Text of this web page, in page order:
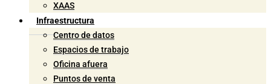
XAAS
Infraestructura
Centro de datos
Espacios de trabajo
Oficina afuera
Puntos de venta